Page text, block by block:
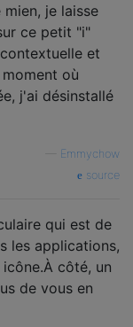
je laisse
ce petit "i"
et
où
j'ai désinstallé
Emmychow
source
qui est de
les applications,
côté, un
de vous en